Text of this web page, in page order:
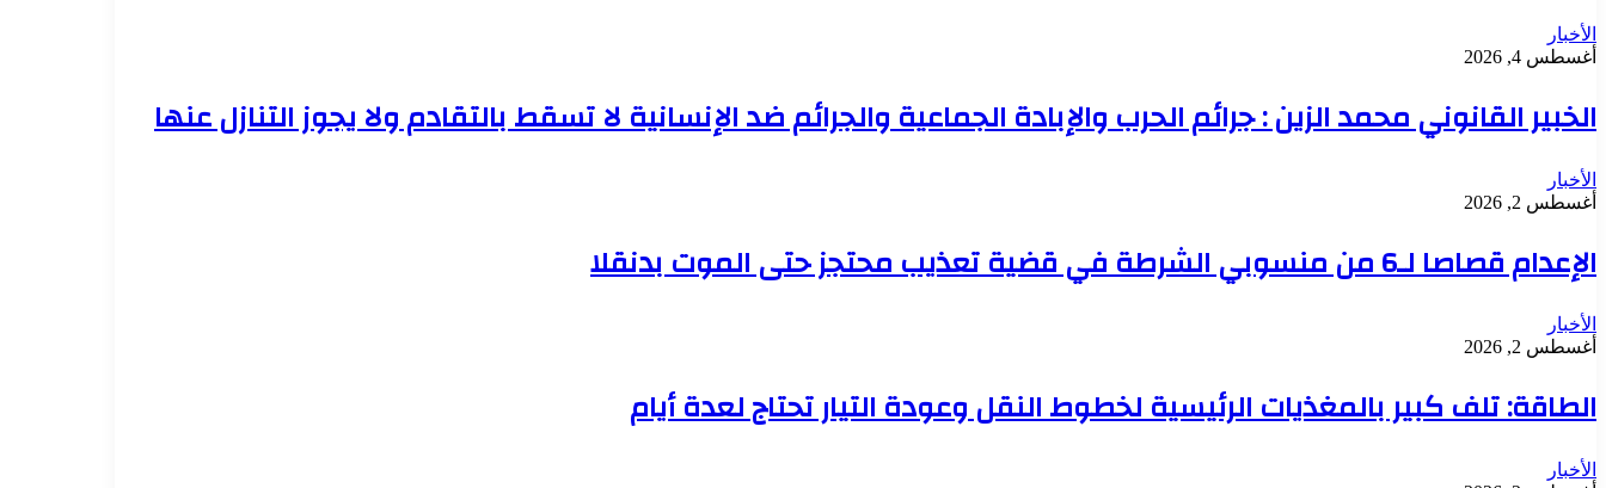
الأخبار
أغسطس 4, 2026
الخبير القانوني محمد الزين : جرائم الحرب والإبادة الجماعية والجرائم ضد الإنسانية لا تسقط بالتقادم ولا يجوز التنازل عنها
الأخبار
أغسطس 2, 2026
الإعدام قصاصا لـ6 من منسوبي الشرطة في قضية تعذيب محتجز حتى الموت بدنقلا
الأخبار
أغسطس 2, 2026
الطاقة: تلف كبير بالمغذيات الرئيسية لخطوط النقل وعودة التيار تحتاج لعدة أيام
الأخبار